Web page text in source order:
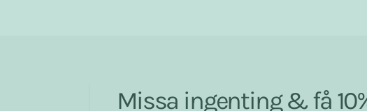
Missa ingenting & få